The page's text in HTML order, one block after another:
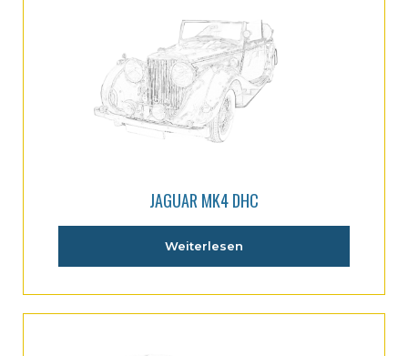
JAGUAR MK4 DHC
Weiterlesen